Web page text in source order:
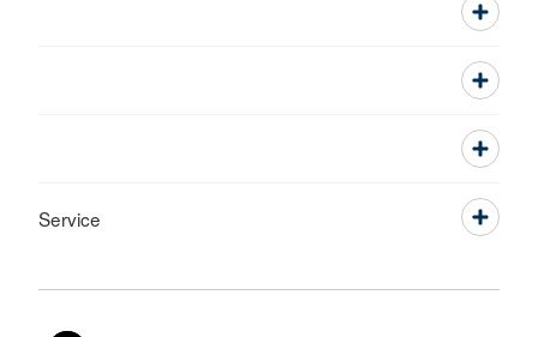
Service
Sprache wechseln zu